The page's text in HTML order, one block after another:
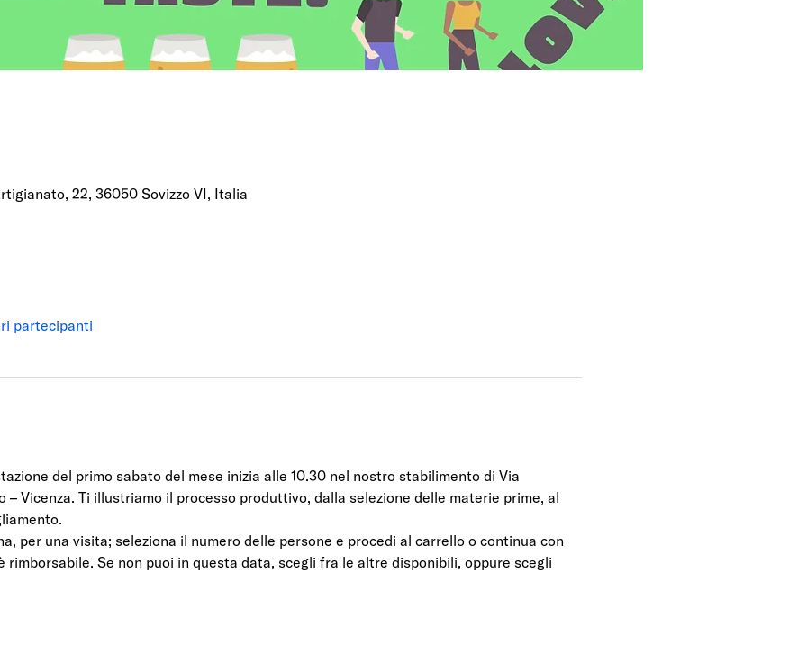
22, 36050 Sovizzo VI, Italia
partecipanti
del primo sabato del mese inizia alle 10.30 nel nostro stabilimento di Via
– Vicenza. Ti illustriamo il processo produttivo, dalla selezione delle materie prime, al
per una visita; seleziona il numero delle persone e procedi al carrello o continua con
Se non puoi in questa data, scegli fra le altre disponibili, oppure scegli